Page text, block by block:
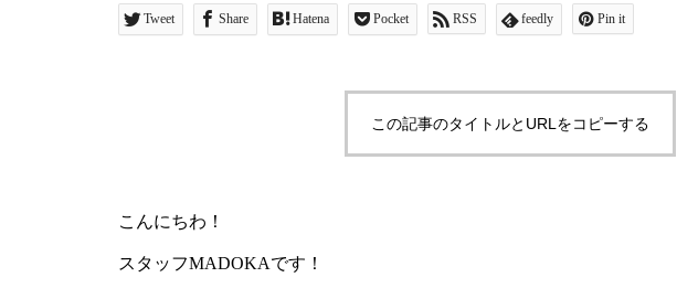
Tweet Share Hatena Pocket RSS feedly Pin it
この記事のタイトルとURLをコピーする
こんにちわ！
スタッフMADOKAです！